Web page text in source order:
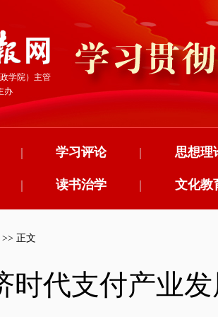
学院）主管
办
学习评论
| 思想理
|
读书治学
| 文化教
|
>> 正文
时代支付产业